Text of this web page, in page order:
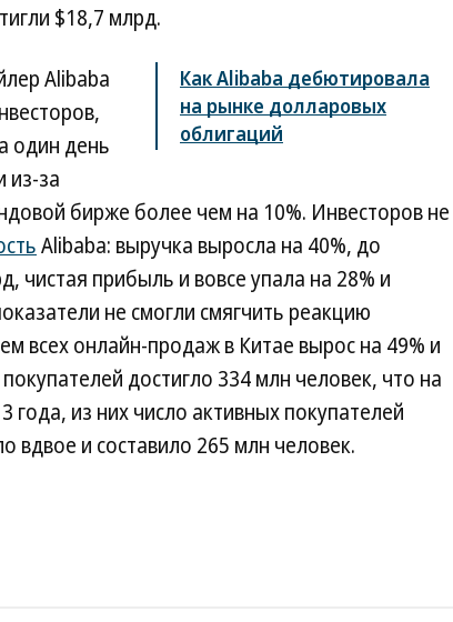
$18,7 млрд.
Как Alibaba дебютировала
на рынке долларовых
облигаций
Alibaba
один день
из-за
бирже более чем на 10%. Инвесторов не
Alibaba: выручка выросла на 40%, до
чистая прибыль и вовсе упала на 28% и
не смогли смягчить реакцию
всех онлайн-продаж в Китае вырос на 49% и
достигло 334 млн человек, что на
из них число активных покупателей
вдвое и составило 265 млн человек.